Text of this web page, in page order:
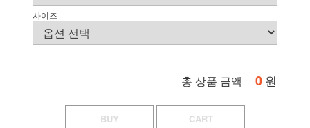
사이즈
총 상품 금액 0 원
BUY CART